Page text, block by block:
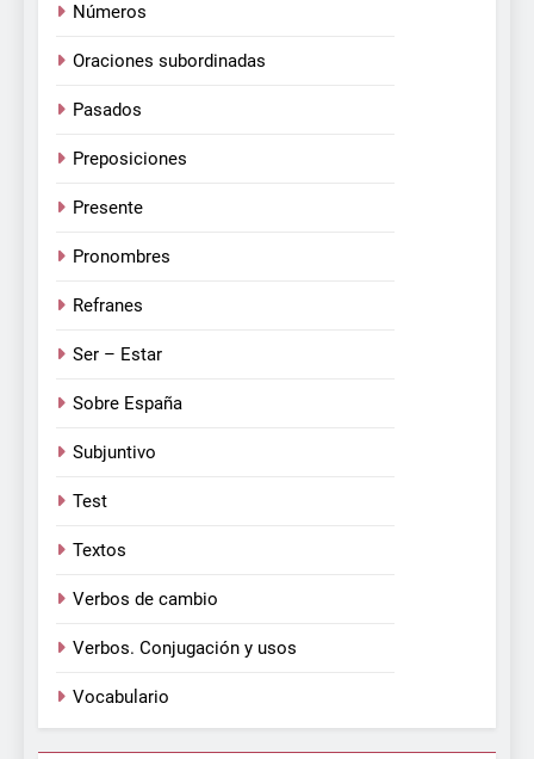
Números
Oraciones subordinadas
Pasados
Preposiciones
Presente
Pronombres
Refranes
Ser – Estar
Sobre España
Subjuntivo
Test
Textos
Verbos de cambio
Verbos. Conjugación y usos
Vocabulario